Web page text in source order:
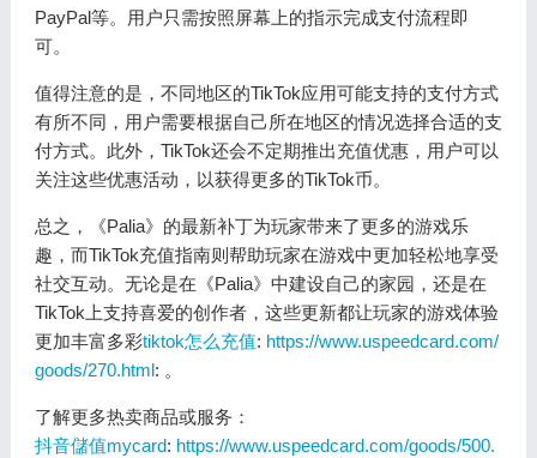
PayPal等。用户只需按照屏幕上的指示完成支付流程即
可。
值得注意的是，不同地区的TikTok应用可能支持的支付方式
有所不同，用户需要根据自己所在地区的情况选择合适的支
付方式。此外，TikTok还会不定期推出充值优惠，用户可以
关注这些优惠活动，以获得更多的TikTok币。
总之，《Palia》的最新补丁为玩家带来了更多的游戏乐
趣，而TikTok充值指南则帮助玩家在游戏中更加轻松地享受
社交互动。无论是在《Palia》中建设自己的家园，还是在
TikTok上支持喜爱的创作者，这些更新都让玩家的游戏体验
更加丰富多彩tiktok怎么充值: https://www.uspeedcard.com/
goods/270.html: 。
了解更多热卖商品或服务：
抖音儲值mycard: https://www.uspeedcard.com/goods/500.